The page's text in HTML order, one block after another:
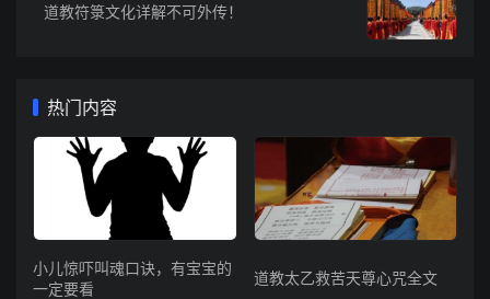
道教符箓文化详解不可外传！
热门内容
小儿惊吓叫魂口诀，有宝宝的
一定要看
道教太乙救苦天尊心咒全文